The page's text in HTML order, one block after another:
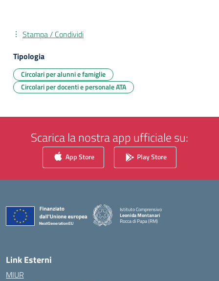
Stampa / Condividi
Tipologia
Circolari per alunni e famiglie
Circolari per docenti e personale ATA
Scarica la nostra app ufficiale su:
App Store Play Store
Istituto Comprensivo
Leonida Montanari
Rocca di Papa (RM)
— Visita la pagina iniziale della scuola
Link Esterni
MIUR